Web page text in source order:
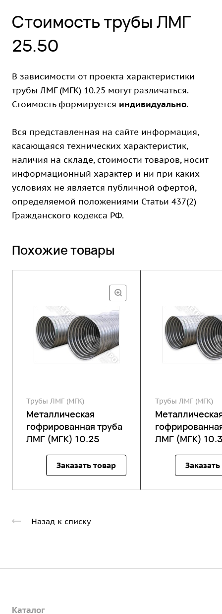
Стоимость трубы ЛМГ
25.50
В зависимости от проекта характеристики
трубы ЛМГ (МГК) 10.25 могут различаться.
Стоимость формируется индивидуально.
Вся представленная на сайте информация,
касающаяся технических характеристик,
наличия на складе, стоимости товаров, носит
информационный характер и ни при каких
условиях не является публичной офертой,
определяемой положениями Статьи 437(2)
Гражданского кодекса РФ.
Похожие товары
Трубы ЛМГ (МГК)
Металлическая
гофрированная труба
ЛМГ (МГК) 10.25
Заказать товар
Трубы ЛМГ (МГК)
ЛМГ (МГК)
Назад к списку
О предприятии
Каталог